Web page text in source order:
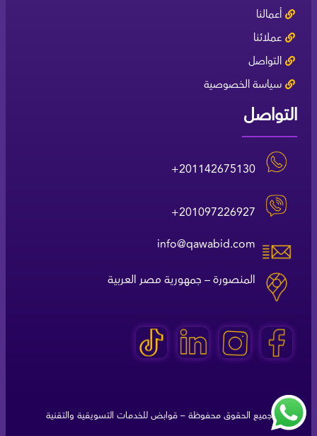
أعمالنا
عملائنا
التواصل
سياسة الخصوصية
التواصل
201142675130
+
201097226927
+
info@qawabid.com
المنصورة – جمهورية مصر العربية
جميع الحقوق محفوظة – قوابض للخدمات التسويقية والتقنية